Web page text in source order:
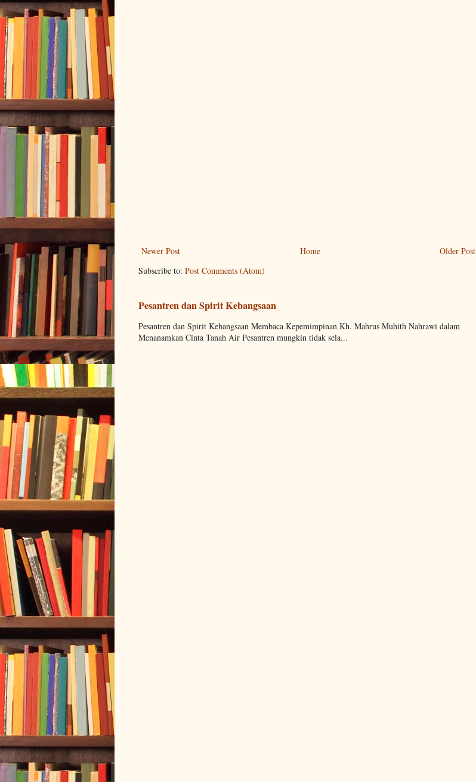
Newer Post Older Post
Home
Subscribe to: Post Comments (Atom)
Pesantren dan Spirit Kebangsaan
Pesantren dan Spirit Kebangsaan Membaca Kepemimpinan Kh. Mahrus Muhith Nahrawi dalam
Menanamkan Cinta Tanah Air Pesantren mungkin tidak sela...